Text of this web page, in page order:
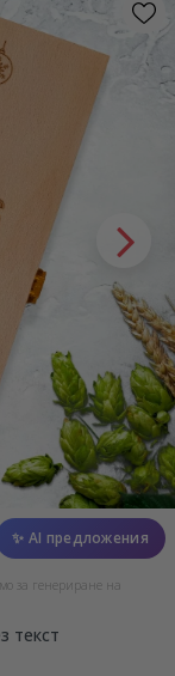
✨ AI предложения
за генериране на
текст